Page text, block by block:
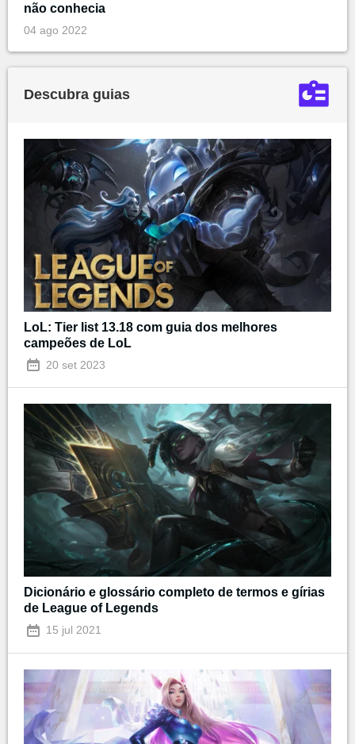
não conhecia
04 ago 2022
Descubra guias
LoL: Tier list 13.18 com guia dos melhores
campeões de LoL
20 set 2023
Dicionário e glossário completo de termos e gírias
de League of Legends
15 jul 2021